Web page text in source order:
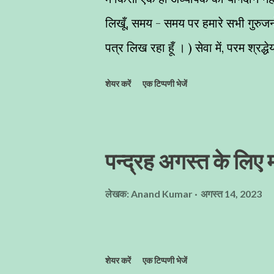
लिखूँ, समय - समय पर हमारे सभी
पत्र लिख रहा हूँ । ) सेवा में, परम
हाथ रखकर अपने शुभाशीष से हमें
हमने अर्जित किया वह अतुल्यनीय है , और
मेरे साइन्स के गुरुवर..... मैं आपसे बहुत ही
शेयर करें एक टिप्पणी भेजें
पन्द्रह अगस्त के लिए
लेखक: Anand Kumar अगस्त 14, 2023
शेयर करें एक टिप्पणी भेजें